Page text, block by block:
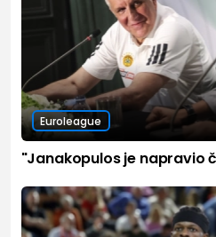
Euroleague
"Janakopulos je napravio